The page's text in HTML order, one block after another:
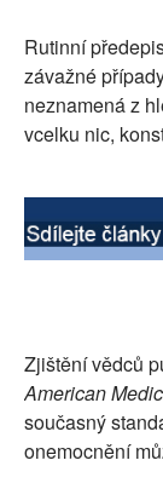
SOCIÁLNÍ SÍTĚ
RUBRIKY
Rutinní
závažné
neznamená z
vcelku nic,
Zjištění vědců
American
současný
onemocnění